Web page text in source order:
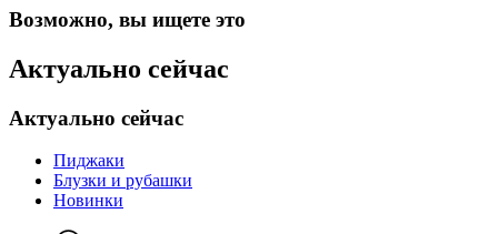
Возможно, вы ищете это
Актуально сейчас
Актуально сейчас
Пиджаки
Блузки и рубашки
Новинки